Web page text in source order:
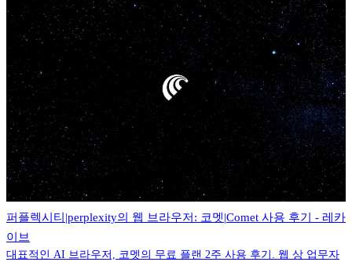
퍼플렉시티|perplexity의 웹 브라우저: 코멧|Comet 사용 후기 - 레카
이브
대표적인 AI 브라우저, 코멧의 무료 플랜 2주 사용 후기. 웹 상 업무자